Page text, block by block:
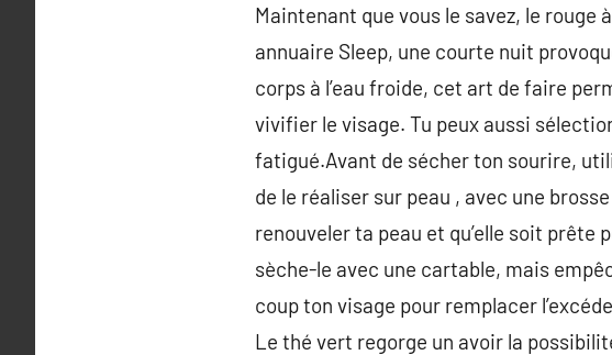
Maintenant que vous le savez, le rouge
annuaire Sleep, une courte nuit
corps à l’eau froide, cet art de faire
vivifier le visage. Tu peux aussi
fatigué.Avant de sécher ton sourire,
de le réaliser sur peau , avec une
renouveler ta peau et qu’elle soit prête
sèche-le avec une cartable, mais
coup ton visage pour remplacer
Le thé vert regorge un avoir la